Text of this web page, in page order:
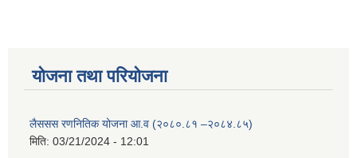
योजना तथा परियोजना
लैससस रणनितिक योजना आ.व (२०८०.८१ –२०८४.८५)
मिति: 03/21/2024 - 12:01